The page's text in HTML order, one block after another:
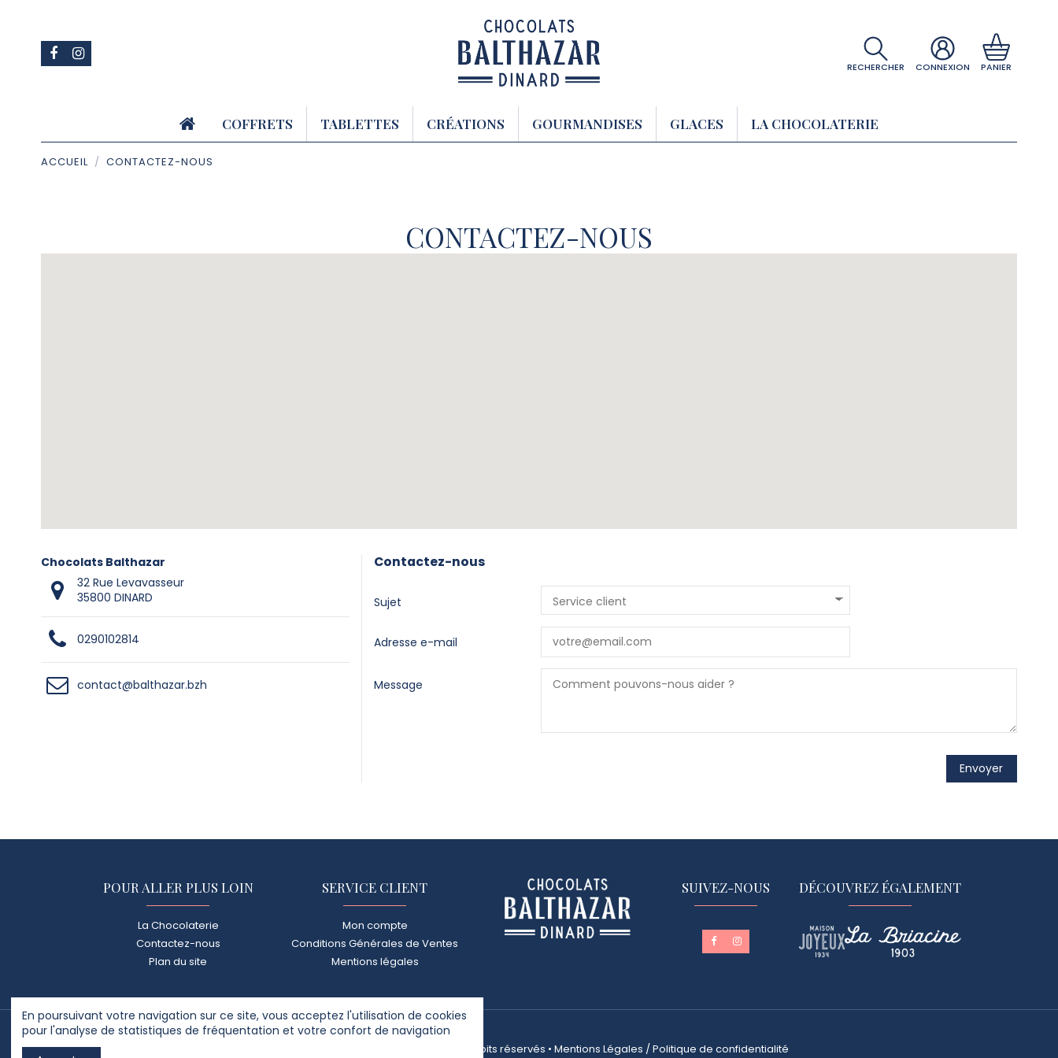
RECHERCHER CONNEXION PANIER
COFFRETS TABLETTES CRÉATIONS GOURMANDISES GLACES LA CHOCOLATERIE
ACCUEIL CONTACTEZ-NOUS
CONTACTEZ-NOUS
Chocolats Balthazar
32 Rue Levavasseur
35800 DINARD
0290102814
contact@balthazar.bzh
Contactez-nous
Sujet
Adresse e-mail
Message
POUR ALLER PLUS LOIN
La Chocolaterie
Contactez-nous
Plan du site
SERVICE CLIENT
Mon compte
Conditions Générales de Ventes
Mentions légales
SUIVEZ-NOUS DÉCOUVREZ ÉGALEMENT
• Tous droits réservés • Mentions Légales /Politique de confidentialité
En poursuivant votre navigation sur ce site, vous acceptez l'utilisation de cookies
pour l'analyse de statistiques de fréquentation et votre confort de navigation